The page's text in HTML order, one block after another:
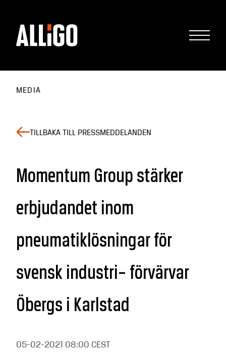
MEDIA
TILLBAKA TILL PRESSMEDDELANDEN
Momentum Group stärker
erbjudandet inom
pneumatik­lösningar för
svensk industri– förvärvar
Öbergs i Karlstad
05-02-2021 08:00 CEST